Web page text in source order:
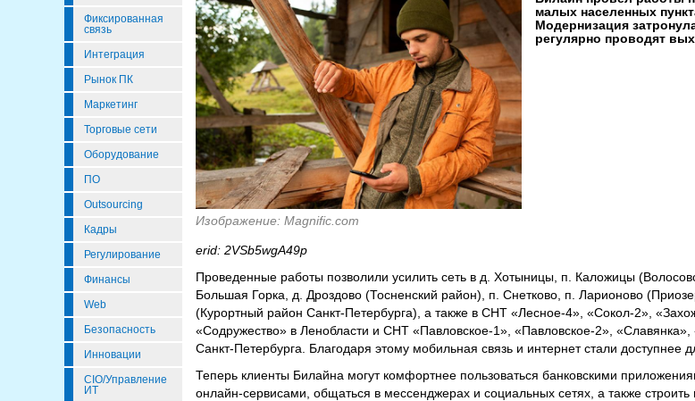
Фиксированная
связь
Интеграция
Рынок ПК
Маркетинг
Торговые сети
Оборудование
ПО
Outsourcing
Кадры
Регулирование
Финансы
Web
Безопасность
Инновации
CIO/Управление
ИТ
Изображение: Magnific.com
малых населенных
Модернизация
регулярно проводят
erid: 2VSb5wgA49p
Проведенные работы позволили усилить сеть в д. Хотыницы, п. Каложицы
Большая Горка, д. Дроздово (Тосненский район), п. Снетково, п. Ларионово
(Курортный район Санкт-Петербурга), а также в СНТ «Лесное-4», «Сокол-2»,
«Содружество» в Ленобласти и СНТ «Павловское-1», «Павловское-2»,
Санкт-Петербурга. Благодаря этому мобильная связь и интернет стали доступнее
Теперь клиенты Билайна могут комфортнее пользоваться банковскими
онлайн-сервисами, общаться в мессенджерах и социальных сетях, а также